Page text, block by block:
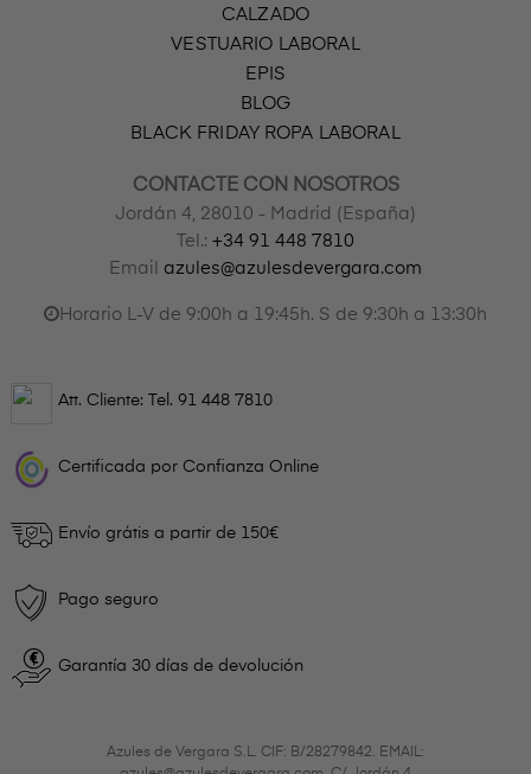
CALZADO
VESTUARIO LABORAL
EPIS
BLOG
BLACK FRIDAY ROPA LABORAL
CONTACTE CON NOSOTROS
Jordán 4, 28010 - Madrid (España)
Tel.: +34 91 448 7810
Email azules@azulesdevergara.com
Horario L-V de 9:00h a 19:45h. S de 9:30h a 13:30h
Att. Cliente: Tel. 91 448 7810
Certificada por Confianza Online
Envío grátis a partir de 150€
Pago seguro
Garantía 30 días de devolución
Azules de Vergara S.L. CIF: B/28279842. EMAIL: